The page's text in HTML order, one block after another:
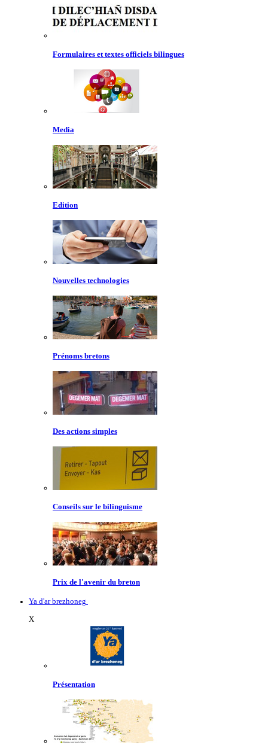
Formulaires et textes officiels bilingues
Media
Edition
Nouvelles technologies
Prénoms bretons
Des actions simples
Conseils sur le bilinguisme
Prix de l'avenir du breton
Ya d'ar brezhoneg
X
Présentation